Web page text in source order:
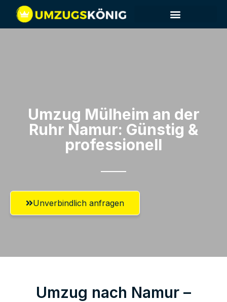
Umzug Mülheim an der
Ruhr​ Namur: Günstig &
professionell​
Unverbindlich anfragen
Umzug nach Namur –